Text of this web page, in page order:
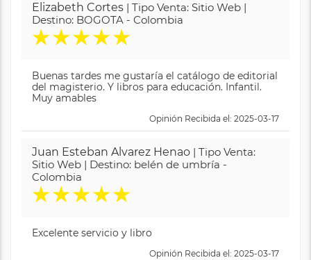
Elizabeth Cortes | Tipo Venta: Sitio Web |
Destino: BOGOTA - Colombia
★★★★★
Buenas tardes me gustaría el catálogo de editorial
del magisterio. Y libros para educación. Infantil.
Muy amables
Opinión Recibida el: 2025-03-17
Juan Esteban Alvarez Henao | Tipo Venta:
Sitio Web | Destino: belén de umbría -
Colombia
★★★★★
Excelente servicio y libro
Opinión Recibida el: 2025-03-17